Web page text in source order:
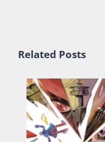
Related Posts